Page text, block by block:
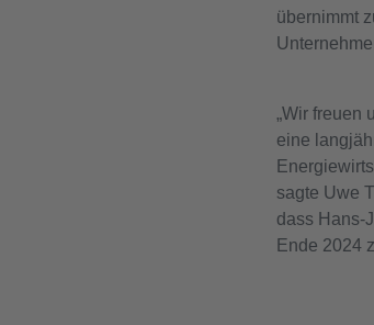
übernimmt
„Wir freuen
eine
sagte Uwe
dass Hans-
Ende 2024